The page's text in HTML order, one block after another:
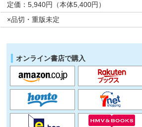
定価：5,940円（本体5,400円）
×品切・重版未定
オンライン書店で購入